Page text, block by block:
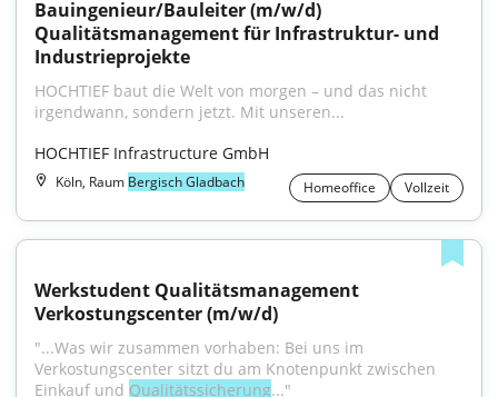
Bauingenieur/Bauleiter (m/w/d)
Qualitätsmanagement für Infrastruktur- und
Industrieprojekte
HOCHTIEF baut die Welt von morgen – und das nicht
irgendwann, sondern jetzt. Mit unseren...
HOCHTIEF Infrastructure GmbH
Köln, Raum Bergisch Gladbach Homeoffice Vollzeit
Werkstudent Qualitätsmanagement
Verkostungscenter (m/w/d)
"...Was wir zusammen vorhaben: Bei uns im
Verkostungscenter sitzt du am Knotenpunkt zwischen
Einkauf und Qualitätssicherung..."